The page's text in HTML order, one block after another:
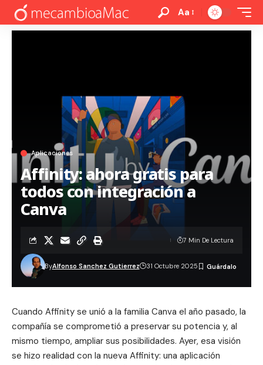
Aa
Aplicaciones
Affinity: ahora gratis para
todos con integración a
Canva
ByAlfonso Sanchez Gutierrez 31 Octubre 2025
7 Min De Lectura
Cuando Affinity se unió a la familia Canva el año pasado, la
compañía se comprometió a preservar su potencia y, al
mismo tiempo, ampliar sus posibilidades. Ayer, esa visión
se hizo realidad con la nueva Affinity: una aplicación